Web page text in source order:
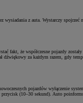
z auta. Wystarczy
fakt, że współczesne pojazdy
dźwiękowy za każdym razem, gdy
pojazdów wyłączenie
(10–30 sekund). Auto